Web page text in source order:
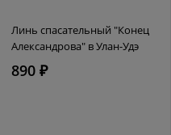
Линь спасательный "Конец
Александрова" в Улан-Удэ
890 ₽